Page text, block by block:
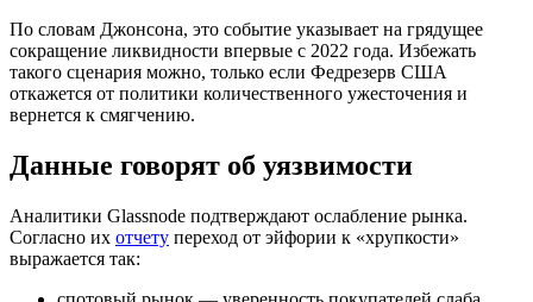
По словам Джонсона, это событие указывает на грядущее
сокращение ликвидности впервые с 2022 года. Избежать
такого сценария можно, только если Федрезерв США
откажется от политики количественного ужесточения и
вернется к смягчению.
Данные говорят об уязвимости
Аналитики Glassnode подтверждают ослабление рынка.
Согласно их отчету переход от эйфории к «хрупкости»
выражается так: